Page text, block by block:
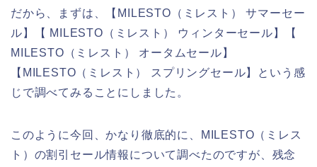
だから、まずは、【MILESTO（ミレスト） サマーセー
ル】【 MILESTO（ミレスト） ウィンターセール】【
MILESTO（ミレスト） オータムセール】
【MILESTO（ミレスト） スプリングセール】という感
じで調べてみることにしました。
このように今回、かなり徹底的に、MILESTO（ミレス
ト）の割引セール情報について調べたのですが、残念